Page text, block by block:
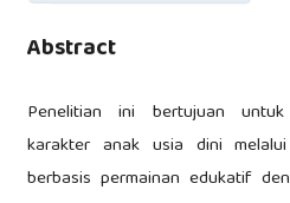
Abstract
Penelitian ini bertujuan untuk
karakter anak usia dini
berbasis permainan edukatif